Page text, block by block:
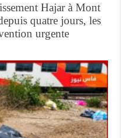
Hajar à Mont
quatre jours, les
urgente